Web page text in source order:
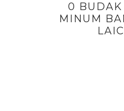
0 BUDAK
MINUM